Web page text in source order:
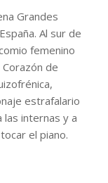
Grandes
Al sur de
femenino
de
estrafalario
las internas y a
el piano.